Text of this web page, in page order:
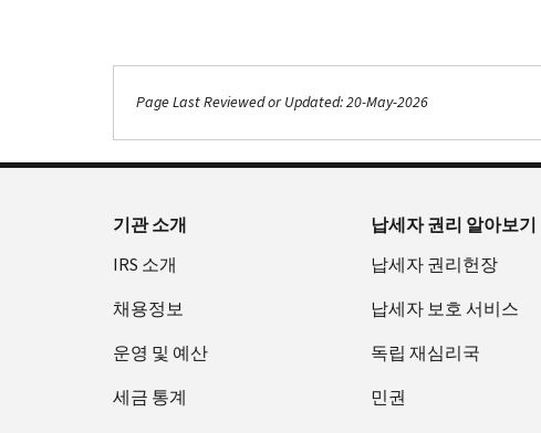
Page Last Reviewed or Updated: 20-May-2026
기관 소개
IRS 소개
채용정보
운영 및 예산
세금 통계
납세자 권리 알아보기
납세자 권리헌장
납세자 보호 서비스
독립 재심리국
민권